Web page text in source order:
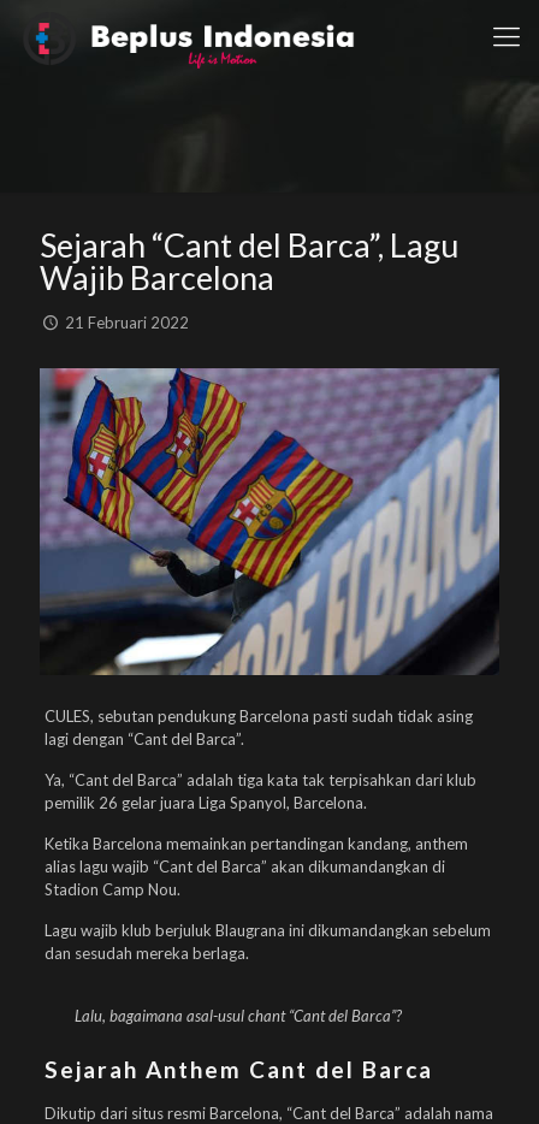
Sejarah “Cant del Barca”, Lagu
Wajib Barcelona
21 Februari 2022
CULES, sebutan pendukung Barcelona pasti sudah tidak asing
lagi dengan “Cant del Barca”.
Ya, “Cant del Barca” adalah tiga kata tak terpisahkan dari klub
pemilik 26 gelar juara Liga Spanyol, Barcelona.
Ketika Barcelona memainkan pertandingan kandang, anthem
alias lagu wajib “Cant del Barca” akan dikumandangkan di
Stadion Camp Nou.
Lagu wajib klub berjuluk Blaugrana ini dikumandangkan sebelum
dan sesudah mereka berlaga.
Lalu, bagaimana asal-usul chant “Cant del Barca”?
Sejarah Anthem Cant del Barca
Dikutip dari situs resmi Barcelona, “Cant del Barca” adalah nama